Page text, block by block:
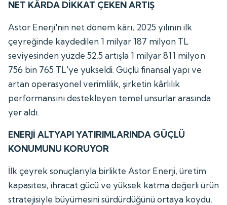
NET KÂRDA DİKKAT ÇEKEN ARTIŞ
Astor Enerji'nin net dönem kârı, 2025 yılının ilk
çeyreğinde kaydedilen 1 milyar 187 milyon TL
seviyesinden yüzde 52,5 artışla 1 milyar 811 milyon
756 bin 765 TL'ye yükseldi. Güçlü finansal yapı ve
artan operasyonel verimlilik, şirketin kârlılık
performansını destekleyen temel unsurlar arasında
yer aldı.
ENERJİ ALTYAPI YATIRIMLARINDA GÜÇLÜ
KONUMUNU KORUYOR
İlk çeyrek sonuçlarıyla birlikte Astor Enerji, üretim
kapasitesi, ihracat gücü ve yüksek katma değerli ürün
stratejisiyle büyümesini sürdürdüğünü ortaya koydu.